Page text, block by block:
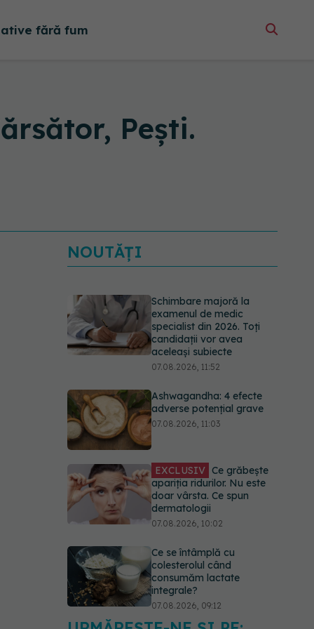
fără fum
Pești.
NOUTĂȚI
Schimbare majoră la
examenul de medic
specialist din 2026. Toți
candidații vor avea
aceleași subiecte
07.08.2026, 11:52
Ashwagandha: 4 efecte
adverse potențial grave
07.08.2026, 11:03
EXCLUSIV Ce grăbește
apariția ridurilor. Nu este
doar vârsta. Ce spun
dermatologii
07.08.2026, 10:02
Ce se întâmplă cu
colesterolul când
consumăm lactate
integrale?
07.08.2026, 09:12